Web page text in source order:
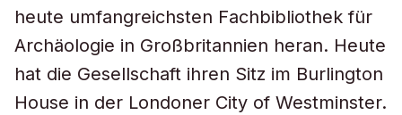
heute umfangreichsten Fachbibliothek für
Archäologie in Großbritannien heran. Heute
hat die Gesellschaft ihren Sitz im Burlington
House in der Londoner City of Westminster.